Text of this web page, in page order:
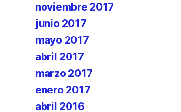
noviembre 2017
junio 2017
mayo 2017
abril 2017
marzo 2017
enero 2017
abril 2016